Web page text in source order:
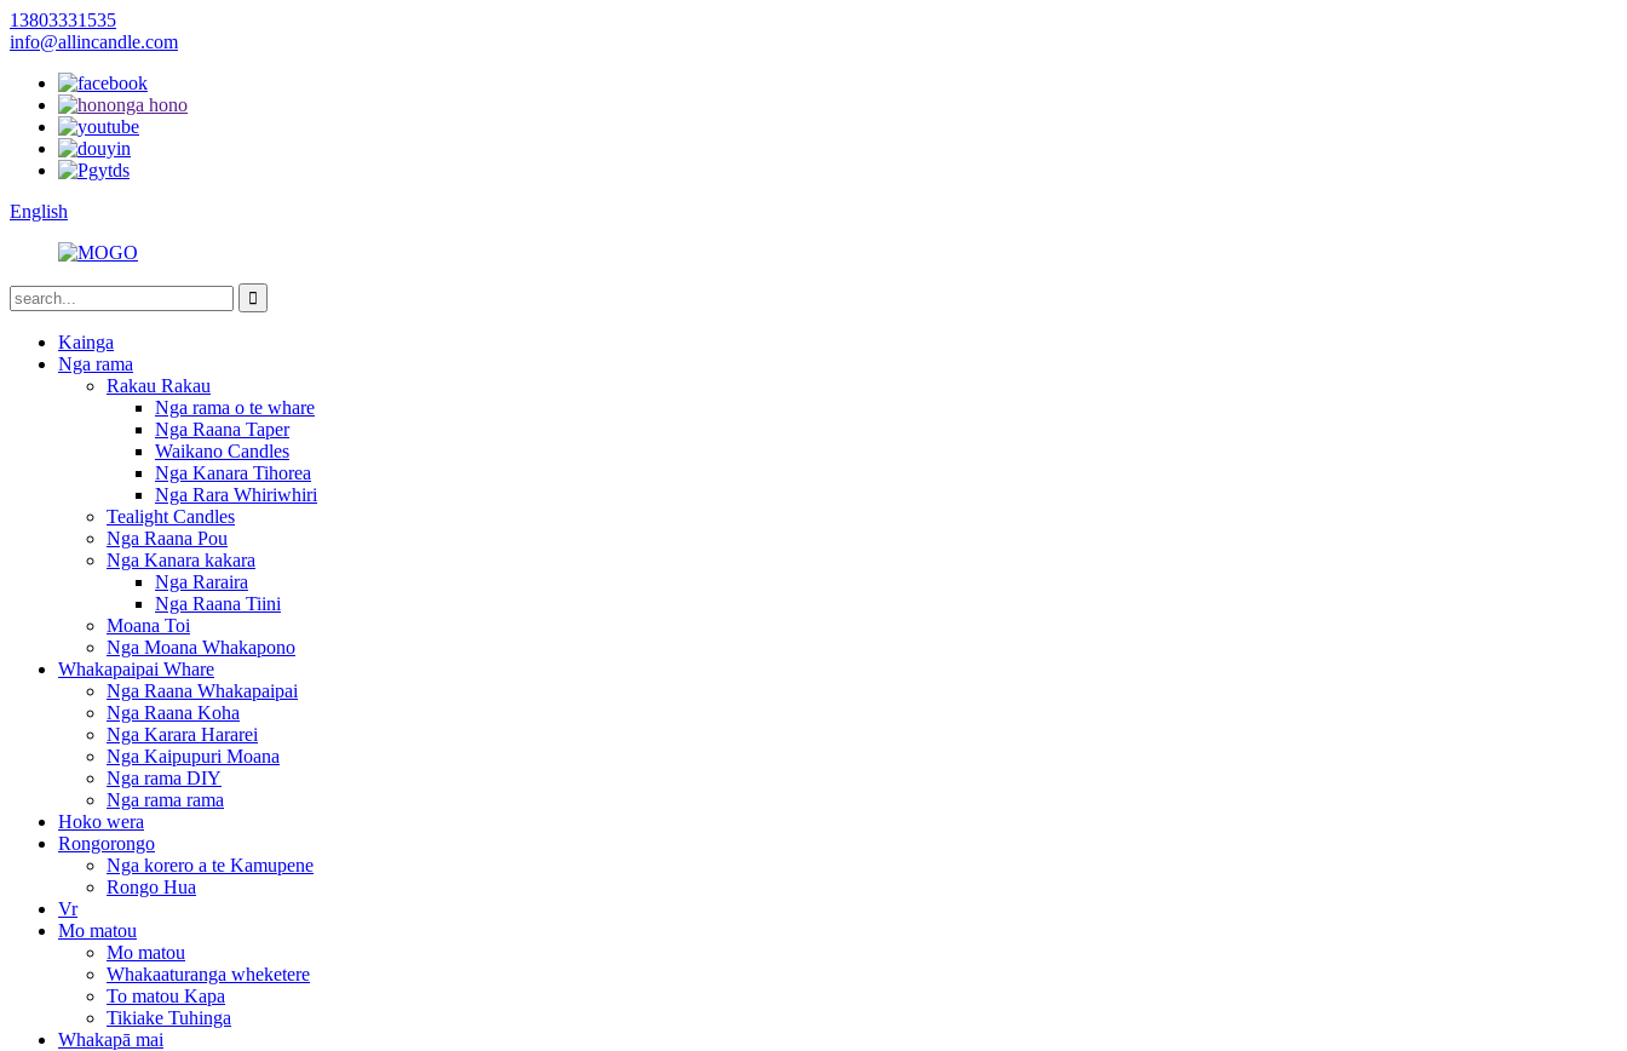
13803331535
info@allincandle.com
English
Kainga
Nga rama
Rakau Rakau
Nga rama o te whare
Nga Raana Taper
Waikano Candles
Nga Kanara Tihorea
Nga Rara Whiriwhiri
Tealight Candles
Nga Raana Pou
Nga Kanara kakara
Nga Raraira
Nga Raana Tiini
Moana Toi
Nga Moana Whakapono
Whakapaipai Whare
Nga Raana Whakapaipai
Nga Raana Koha
Nga Karara Hararei
Nga Kaipupuri Moana
Nga rama DIY
Nga rama rama
Hoko wera
Rongorongo
Nga korero a te Kamupene
Rongo Hua
Vr
Mo matou
Mo matou
Whakaaturanga wheketere
To matou Kapa
Tikiake Tuhinga
Whakapā mai